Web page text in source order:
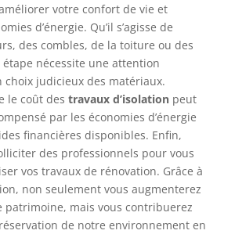
votre confort de vie et
d’énergie. Qu’il s’agisse de
des combles, de la toiture ou des
nécessite une attention
judicieux des matériaux.
le coût des travaux d’isolationpeut
par les économies d’énergie
financières disponibles. Enfin,
des professionnels pour vous
vos travaux de rénovation. Grâce à
non seulement vous augmenterez
patrimoine, mais vous contribuerez
de notre environnement en